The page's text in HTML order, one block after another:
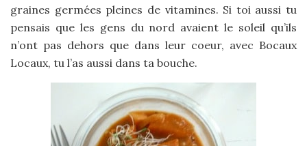
graines germées pleines de vitamines. Si toi aussi tu
pensais que les gens du nord avaient le soleil qu’ils
n’ont pas dehors que dans leur coeur, avec Bocaux
Locaux, tu l’as aussi dans ta bouche.